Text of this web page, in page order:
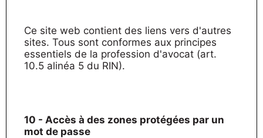
Ce site web contient des liens vers d'autres
sites. Tous sont conformes aux principes
essentiels de la profession d'avocat (art.
10.5 alinéa 5 du RIN).
10 - Accès à des zones protégées par un
mot de passe